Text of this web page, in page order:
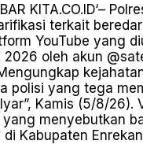
KITA.CO.ID‘–
terkait
YouTube yang
oleh akun
polisi yang tega
Kamis (5/8/26).
menyebutkan
Kabupaten